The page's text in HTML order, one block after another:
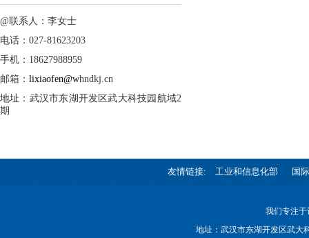
@联系人：李女士
电话：027-81623203
手机：18627988959
邮箱： lixiaofen@whndkj.cn
地址：武汉市东湖开发区武大科技园航域2
期
友情链接: 工业和信息化部 国
我们专注
地址：武汉市东湖开发区武大